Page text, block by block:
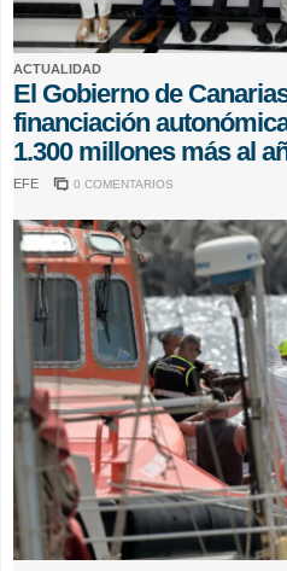
ACTUALIDAD
El Gobierno de
financiación
1.300 millones más al
EFE 0 COMENTARIOS